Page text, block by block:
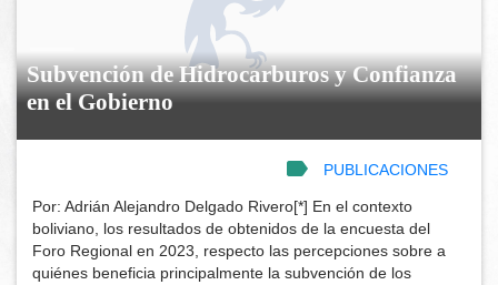
Subvención de Hidrocarburos y Confianza
en el Gobierno
PUBLICACIONES
Por: Adrián Alejandro Delgado Rivero[*] En el contexto
boliviano, los resultados de obtenidos de la encuesta del
Foro Regional en 2023, respecto las percepciones sobre a
quiénes beneficia principalmente la subvención de los